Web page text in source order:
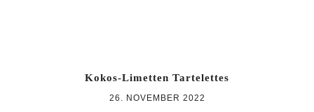
Kokos-Limetten Tartelettes
26. NOVEMBER 2022